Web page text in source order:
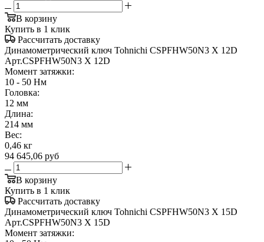
В корзину
Купить в 1 клик
Рассчитать доставку
Динамометрический ключ Tohnichi CSPFHW50N3 X 12D
Арт.CSPFHW50N3 X 12D
Момент затяжки:
10 - 50 Нм
Головка:
12 мм
Длина:
214 мм
Вес:
0,46 кг
94 645,06 руб
В корзину
Купить в 1 клик
Рассчитать доставку
Динамометрический ключ Tohnichi CSPFHW50N3 X 15D
Арт.CSPFHW50N3 X 15D
Момент затяжки: